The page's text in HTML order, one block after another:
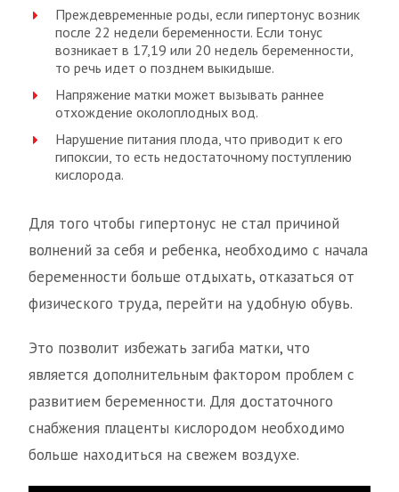
Преждевременные роды, если гипертонус возник
после 22 недели беременности. Если тонус
возникает в 17,19 или 20 недель беременности,
то речь идет о позднем выкидыше.
Напряжение матки может вызывать раннее
отхождение околоплодных вод.
Нарушение питания плода, что приводит к его
гипоксии, то есть недостаточному поступлению
кислорода.
Для того чтобы гипертонус не стал причиной
волнений за себя и ребенка, необходимо с начала
беременности больше отдыхать, отказаться от
физического труда, перейти на удобную обувь.
Это позволит избежать загиба матки, что
является дополнительным фактором проблем с
развитием беременности. Для достаточного
снабжения плаценты кислородом необходимо
больше находиться на свежем воздухе.